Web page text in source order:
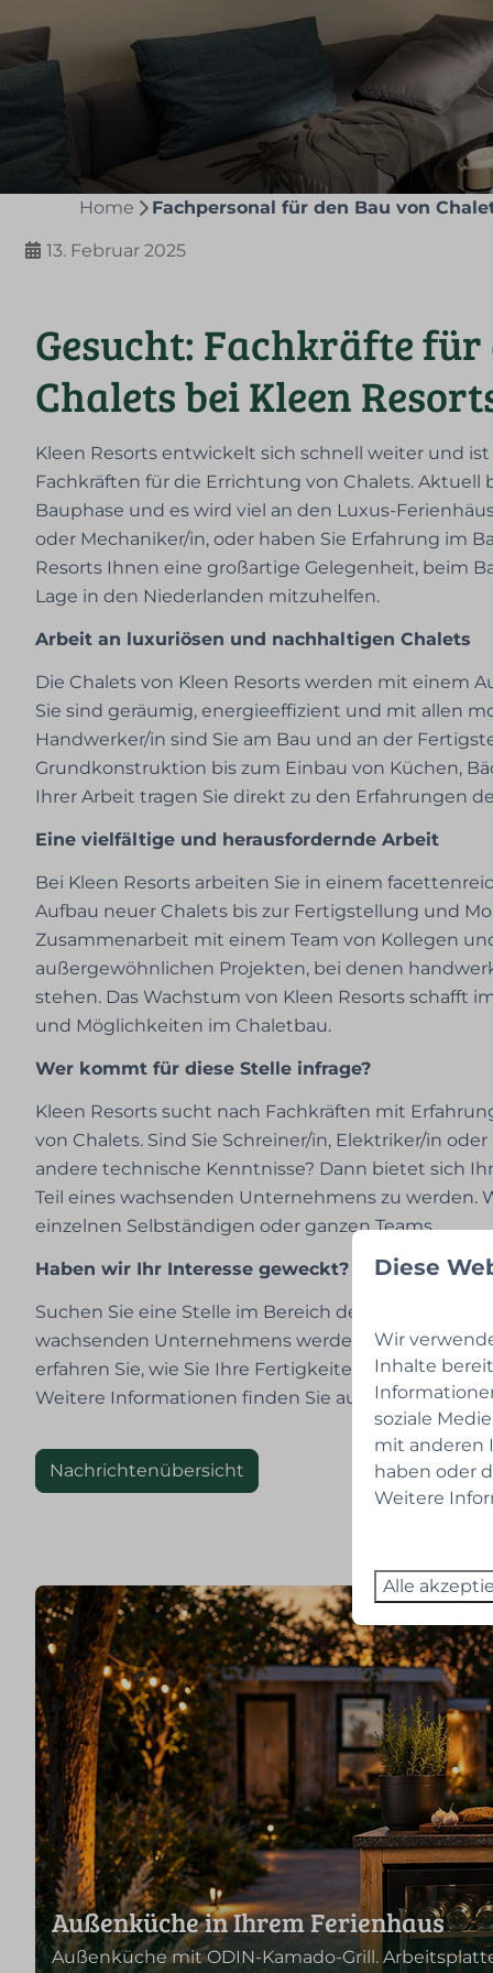
Home Fachpersonal für den Bau von
13. Februar 2025
Gesucht: Fachkräfte für
Chalets bei Kleen
Kleen Resorts entwickelt sich schnell weiter und
Fachkräften für die Errichtung von Chalets.
Bauphase und es wird viel an den Luxus-
oder Mechaniker/in, oder haben Sie Erfahrung im
Resorts Ihnen eine großartige Gelegenheit, beim
Lage in den Niederlanden mitzuhelfen.
Arbeit an luxuriösen und nachhaltigen Chalets
Die Chalets von Kleen Resorts werden mit einem
Sie sind geräumig, energieeffizient und mit allen
Handwerker/in sind Sie am Bau und an der
Grundkonstruktion bis zum Einbau von Küchen,
Ihrer Arbeit tragen Sie direkt zu den Erfahrungen
Eine vielfältige und herausfordernde Arbeit
Bei Kleen Resorts arbeiten Sie in einem
Aufbau neuer Chalets bis zur Fertigstellung und
Zusammenarbeit mit einem Team von Kollegen
außergewöhnlichen Projekten, bei denen
stehen. Das Wachstum von Kleen Resorts schafft
und Möglichkeiten im Chaletbau.
Wer kommt für diese Stelle infrage?
Kleen Resorts sucht nach Fachkräften mit
von Chalets. Sind Sie Schreiner/in, Elektriker/in
andere technische Kenntnisse? Dann bietet sich
Teil eines wachsenden Unternehmens zu werden.
einzelnen Selbständigen oder ganzen Teams.
Haben wir Ihr Interesse geweckt? Kontaktieren
Suchen Sie eine Stelle im Bereich der Chalet-
wachsenden Unternehmens werden?
erfahren Sie, wie Sie Ihre Fertigkeiten beim Bau
Weitere Informationen finden Sie auf unserer
Nachrichtenübersicht
Außenküche in Ihrem Ferienhaus
Außenküche mit ODIN-Kamado-Grill.
Diese
Wir
Inhalte
soziale
mit anderen
haben oder
Weitere
Alle